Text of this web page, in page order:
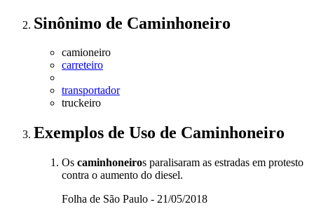
Sinônimo de Caminhoneiro
camioneiro
carreteiro
transportador
truckeiro
Exemplos de Uso de Caminhoneiro
Os caminhoneiros paralisaram as estradas em protesto
contra o aumento do diesel.
Folha de São Paulo - 21/05/2018